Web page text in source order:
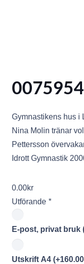
Gymnastikens hus i
Nina Molin tränar
Pettersson
Idrott Gymnastik
0.00kr
Utförande *
E-post, privat bruk
Utskrift A4 (+160.00